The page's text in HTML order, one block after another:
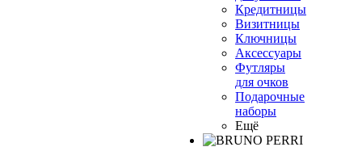
Кредитницы
Визитницы
Ключницы
Аксессуары
Футляры
для очков
Подарочные
наборы
Ещё